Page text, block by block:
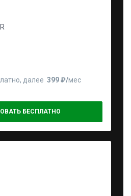
далее 399 ₽⁠/⁠мес
БЕСПЛАТНО